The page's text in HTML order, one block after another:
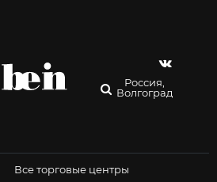
Россия,
Волгоград
Все торговые центры